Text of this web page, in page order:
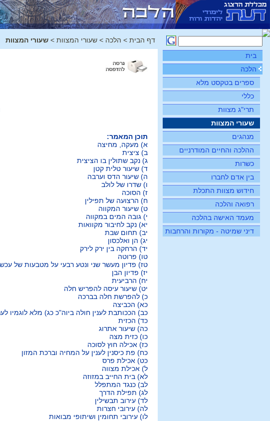
בית
הלכה
ספרים בטקסט מלא
כללי
תרי"ג מצוות
שעורי המצוות
מנהגים
ההלכה והחיים המודרניים
כשרות
בין אדם לחברו
חידוש מצוות התכלת
רפואה והלכה
מעמד האישה בהלכה
דיני שמיטה - מקורות והרחבות
דף הבית > הלכה > שעורי המצוות > שעורי המצוות
תוכן המאמר:
א) מעקה, מחיצה
ב) ציצית
ג) נקב שתולין בו הציצית
ד) שיעור טלית קטן
ה) שיעור הדס וערבה
ו) שדרו של לולב
ז) הסוכה
ח) הרצועה של תפילין
ט) שיעור המקווה
י) גובה המים במקווה
יא) נקב לחיבור מקוואות
יב) תחום שבת
יג) הן ואלכסון
יד) הרחקה בין ירק לירק
טו) פרוטה
טז) פדיון מעשר שני ונטע רבעי על מטבעות של
יז) פדיון הבן
יח) הרביעית
יט) שיעור עיסה להפריש חלה
כ) להפרשת חלה בברכה
כא) הכביצה
כב) הככותבת לענין חולה ביוה"כ כג) מלא לוגמיו
כד) הכזית
כה) שיעור אתרוג
כו) כזית מצה
כז) אכילה חוץ לסוכה
כח) פת כיסנין לענין על המחיה וברכת המזון
כט) אכילת פרס
ל) אכילת מצווה
לא) בית החייב במזוזה
לב) כנגד המתפלל
לג) תפילת הדרך
לד) עירוב תבשילין
לה) עירובי חצרות
לו) עירובי תחומין ושיתופי מבואות